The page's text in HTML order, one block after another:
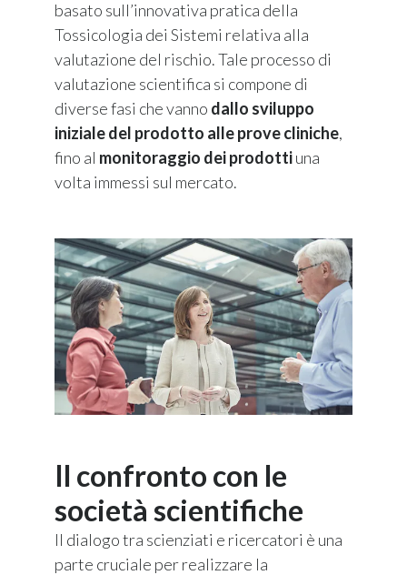
basato sull’innovativa pratica della
Tossicologia dei Sistemi relativa alla
valutazione del rischio. Tale processo di
valutazione scientifica si compone di
diverse fasi che vanno dallo sviluppo
iniziale del prodotto alle prove cliniche,
fino al monitoraggio dei prodottiuna
volta immessi sul mercato.
Il confronto con le
società scientifiche
Il dialogo tra scienziati e ricercatori è una
parte cruciale per realizzare la